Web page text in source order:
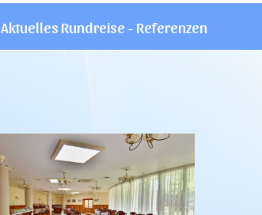
Aktuelles Rundreise - Referenzen